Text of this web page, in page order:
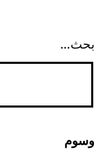
بحث…
وسوم